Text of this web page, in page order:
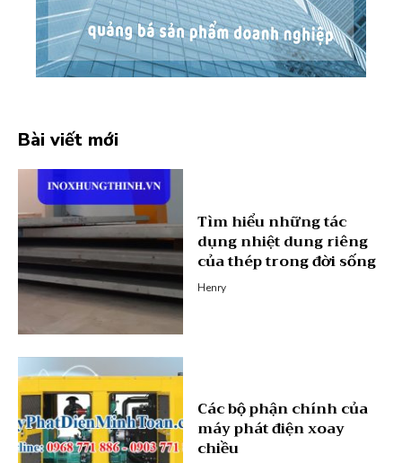
Bài viết mới
Tìm hiểu những tác
dụng nhiệt dung riêng
của thép trong đời sống
Henry
Các bộ phận chính của
máy phát điện xoay
chiều